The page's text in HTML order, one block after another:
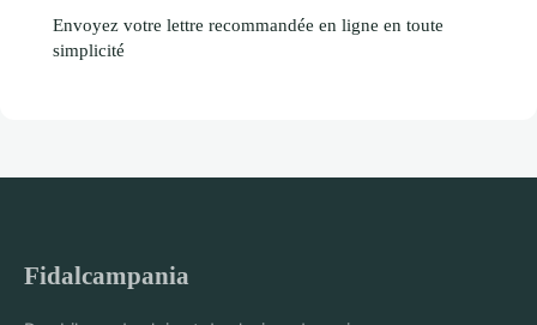
Envoyez votre lettre recommandée en ligne en toute
simplicité
Fidalcampania